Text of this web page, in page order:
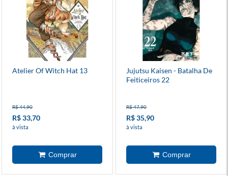
Atelier Of Witch Hat 13
R$ 44,90
R$ 33,70
à vista
Jujutsu Kaisen - Batalha De
Feiticeiros 22
R$ 47,90
R$ 35,90
à vista